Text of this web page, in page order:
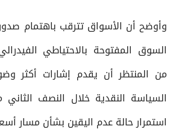
وأوضح أن الأسواق تترقب باهتمام
السوق المفتوحة بالاحتياطي
من المنتظر أن يقدم إشارات أكثر
السياسة النقدية خلال النصف
استمرار حالة عدم اليقين بشأن مسار